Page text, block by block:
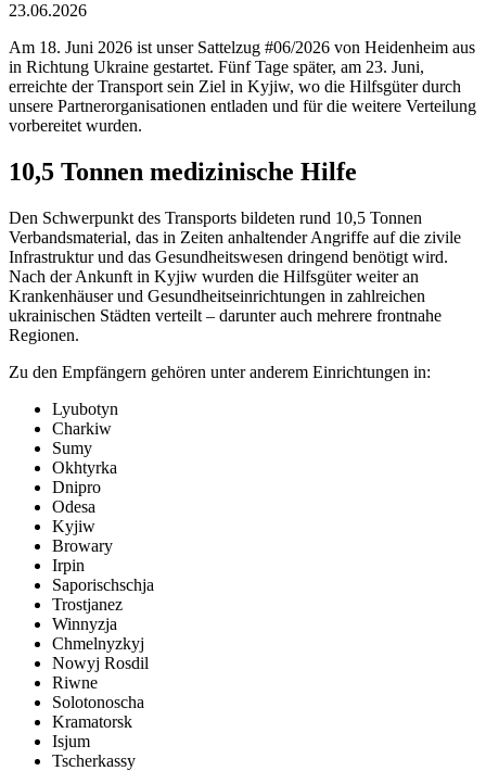
23.06.2026
Am 18. Juni 2026 ist unser Sattelzug #06/2026 von Heidenheim aus
in Richtung Ukraine gestartet. Fünf Tage später, am 23. Juni,
erreichte der Transport sein Ziel in Kyjiw, wo die Hilfsgüter durch
unsere Partnerorganisationen entladen und für die weitere Verteilung
vorbereitet wurden.
10,5 Tonnen medizinische Hilfe
Den Schwerpunkt des Transports bildeten rund 10,5 Tonnen
Verbandsmaterial, das in Zeiten anhaltender Angriffe auf die zivile
Infrastruktur und das Gesundheitswesen dringend benötigt wird.
Nach der Ankunft in Kyjiw wurden die Hilfsgüter weiter an
Krankenhäuser und Gesundheitseinrichtungen in zahlreichen
ukrainischen Städten verteilt – darunter auch mehrere frontnahe
Regionen.
Zu den Empfängern gehören unter anderem Einrichtungen in:
Lyubotyn
Charkiw
Sumy
Okhtyrka
Dnipro
Odesa
Kyjiw
Browary
Irpin
Saporischschja
Trostjanez
Winnyzja
Chmelnyzkyj
Nowyj Rosdil
Riwne
Solotonoscha
Kramatorsk
Isjum
Tscherkassy